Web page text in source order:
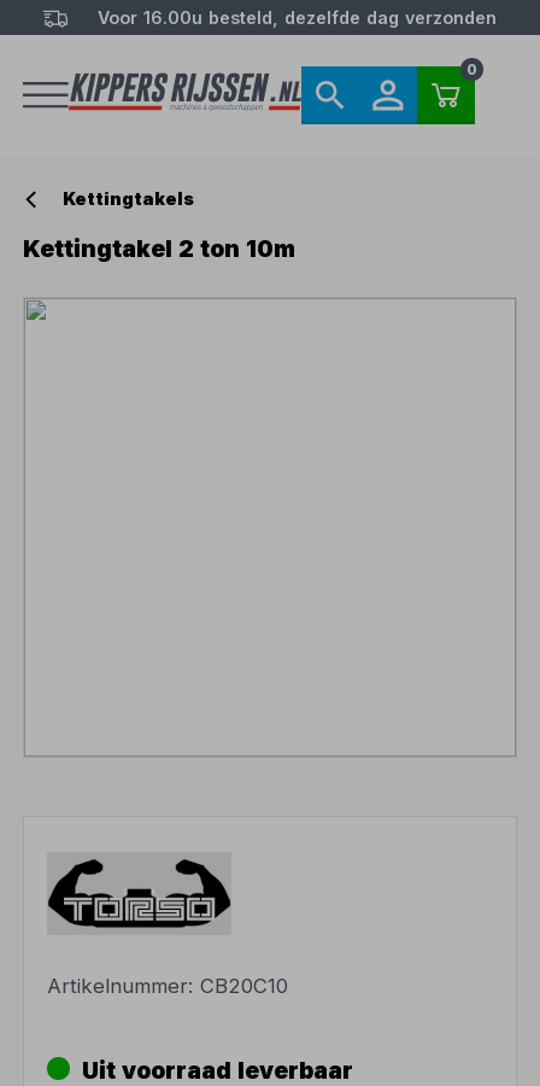
Voor 16.00u besteld, dezelfde dag verzonden
0
Kettingtakels
Kettingtakel 2 ton 10m
Artikelnummer:CB20C10
Uit voorraad leverbaar